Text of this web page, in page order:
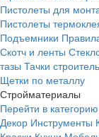
Пистолеты для
Пистолеты
Подъемники
Скотч и ленты
тазы Тачки
Щетки по металлу
Стройматериалы
Перейти в категорию
Декор Инструменты